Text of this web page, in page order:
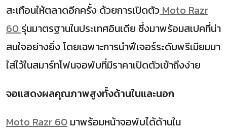
สะเทือนให้ตลาดอีกครั้ง ด้วยการเปิดตัวMoto Razr
60รุ่นมาตรฐานในประเทศอินเดีย ซึ่งมาพร้อมสเปคที่น่า
สนใจอย่างยิ่ง โดยเฉพาะการนำฟีเจอร์ระดับพรีเมียมมา
ใส่ไว้ในสมาร์ทโฟนจอพับที่มีราคาเปิดตัวเข้าถึงง่าย
จอแสดงผลคุณภาพสูงทั้งด้านในและนอก
Moto Razr 60 มาพร้อมหน้าจอพับได้ด้านใน